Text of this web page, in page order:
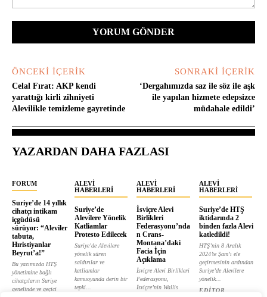
ÖNCEKI İÇERIK
Celal Fırat: AKP kendi
yarattığı kirli zihniyeti
Alevilikle temizleme gayretinde
SONRAKI İÇERIK
‘Dergahımızda saz ile söz ile aşk
ile yapılan hizmete edepsizce
müdahale edildi’
YAZARDAN DAHA FAZLASI
FORUM
Suriye’de 14 yıllık
cihatçı intikam
içgüdüsü
sürüyor: “Aleviler
tabuta,
Hıristiyanlar
Beyrut’a!”
Bu yazımızda HTŞ
yönetimine bağlı
cihatçıların Suriye
genelinde ve geçici
ALEVI
HABERLERI
Suriye’de
Alevilere Yönelik
Katliamlar
Protesto Edilecek
Suriye’de Alevilere
yönelik süren
saldırılar ve
katliamlar
kamuoyunda derin bir
tepki...
ALEVI
HABERLERI
İsviçre Alevi
Birlikleri
Federasyonu’nda
n Crans-
Montana’daki
Facia İçin
Açıklama
İsviçre Alevi Birlikleri
Federasyonu,
İsviçre’nin Wallis
ALEVI
HABERLERI
Suriye’de HTŞ
iktidarında 2
binden fazla Alevi
katledildi!
HTŞ’nin 8 Aralık
2024’te Şam’ı ele
geçirmesinin ardından
Suriye’de Alevilere
yönelik...
EDITOR